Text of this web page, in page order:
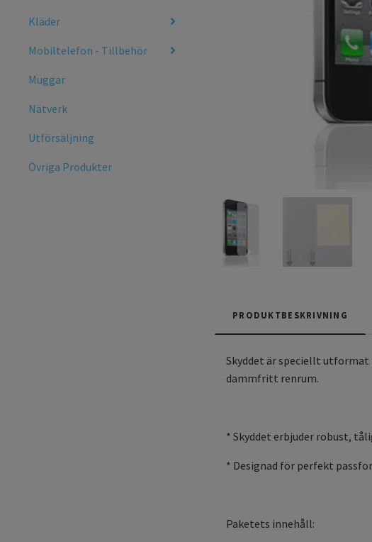
Kläder
Mobiltelefon - Tillbehör
Muggar
Nätverk
Utförsäljning
Övriga Produkter
PRODUKTBESKRIVNING
Skyddet är speciellt utformat
dammfritt renrum.
* Skyddet erbjuder robust,
* Designad för perfekt
Paketets innehåll: